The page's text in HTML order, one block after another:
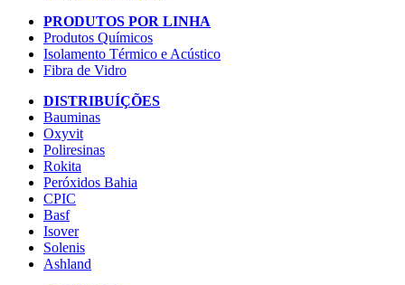
PRODUTOS POR LINHA
Produtos Químicos
Isolamento Térmico e Acústico
Fibra de Vidro
DISTRIBUÍÇÕES
Bauminas
Oxyvit
Poliresinas
Rokita
Peróxidos Bahia
CPIC
Basf
Isover
Solenis
Ashland